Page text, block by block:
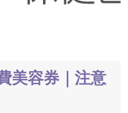
美容券｜注意